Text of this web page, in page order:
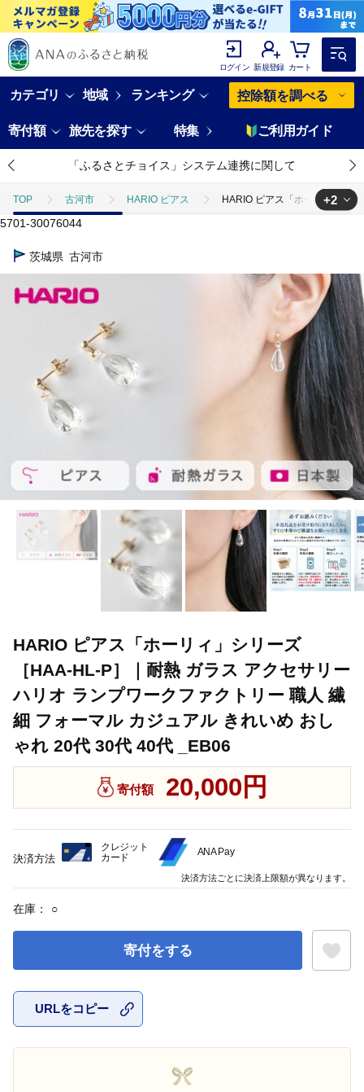
ログイン 新規登録 カート
カテゴリ 地域 ランキング 控除額を調べる
寄付額 旅先を探す 特集 ご利用ガイド
「ふるさとチョイス」システム連携に関して
TOP 古河市 HARIO ピアス HARIO ピアス「ホーリィ」シ
TOP ファッション
TOP ファッション
+2
5701-30076044
茨城県 古河市
HARIO ピアス「ホーリィ」シリーズ
［HAA-HL-P］｜耐熱 ガラス アクセサリー
ハリオ ランプワークファクトリー 職人 繊
細 フォーマル カジュアル きれいめ おし
ゃれ 20代 30代 40代 _EB06
寄付額 20,000円
在庫： ○
寄付をする
URLをコピー
決済方法
クレジット
カード
ANA Pay
決済方法ごとに決済上限額が異なります。